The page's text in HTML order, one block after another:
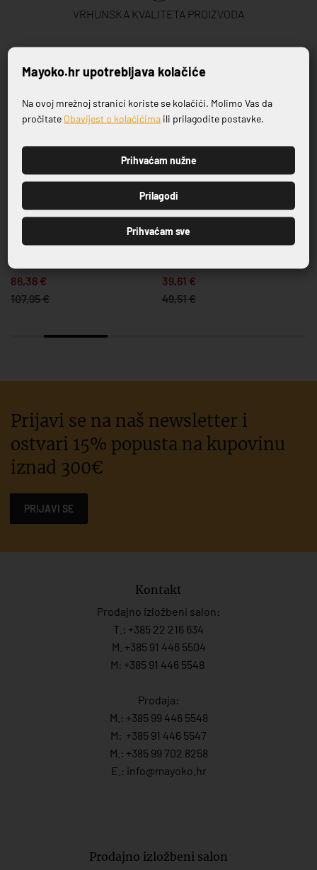
VRHUNSKA KVALITETA PROIZVODA
Povezani proizvodi
-20%
LONAC PLITKI,13L, fi
86,36 €
107,95 €
-20%
LONAC SREDNJE DUBINE, fi
39,61 €
49,51 €
Prijavi se na naš newsletter i
ostvari 15% popusta na kupovinu
iznad 300€
PRIJAVI SE
Kontakt
Prodajno izložbeni salon:
T.: +385 22 216 634
M. +385 91 446 5504
M: +385 91 446 5548
Prodaja:
M.: +385 99 446 5548
M: +385 91 446 5547
M.: +385 99 702 8258
E.: info@mayoko. hr
Prodajno izložbeni salon
Prijavite se na naš newsletter
PRIJAVI SE
Mayoko.hr upotrebljava kolačiće
Na ovoj mrežnoj stranici koriste se kolačići. Molimo Vas da
pročitate Obavijest o kolačićima ili prilagodite postavke.
Prihvaćam nužne
Prilagodi
Prihvaćam sve